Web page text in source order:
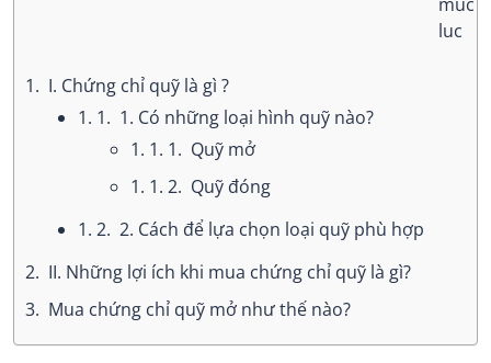
1. I. Chứng chỉ quỹ là gì ?
1. 1. 1. Có những loại hình quỹ nào?
1. 1. 1. Quỹ mở
1. 1. 2. Quỹ đóng
1. 2. 2. Cách để lựa chọn loại quỹ phù hợp
2. II. Những lợi ích khi mua chứng chỉ quỹ là gì?
3. Mua chứng chỉ quỹ mở như thế nào?